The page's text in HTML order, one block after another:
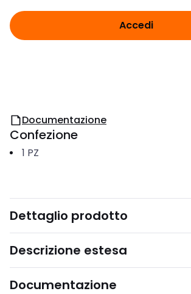
Accedi
Documentazione
Confezione
1 PZ
Dettaglio prodotto
Descrizione estesa
Documentazione